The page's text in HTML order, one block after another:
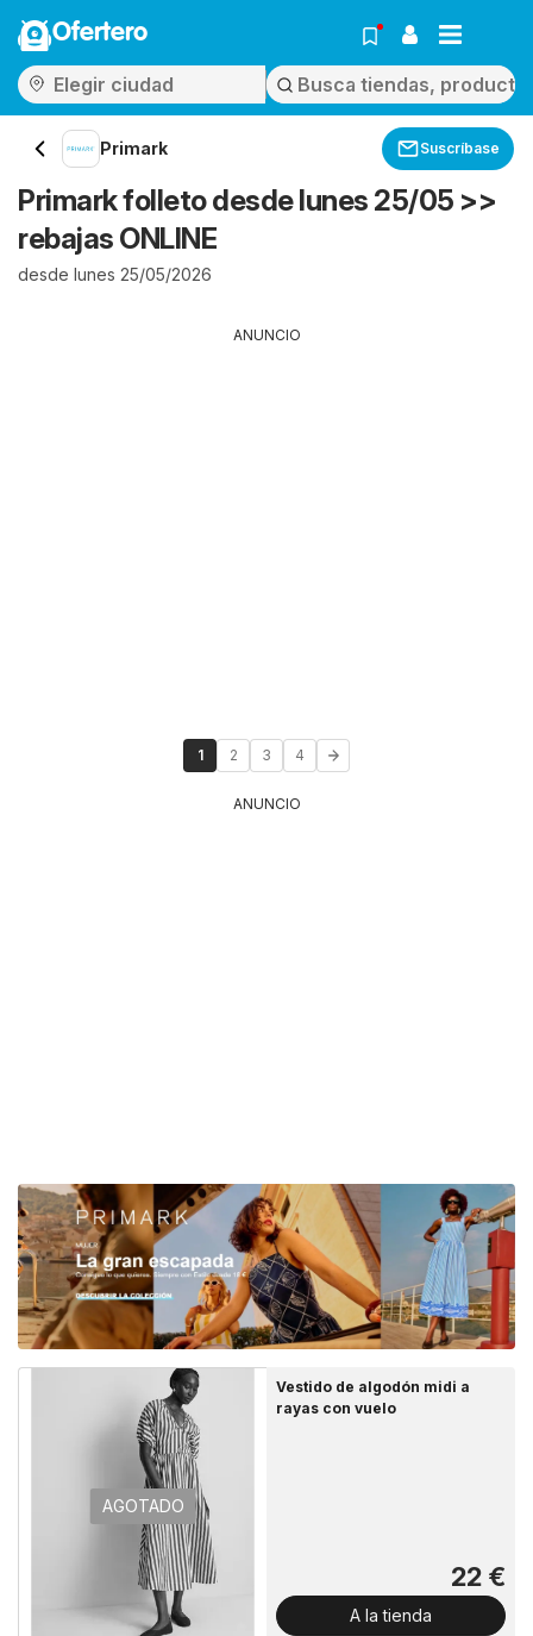
Ofertero
Primark Suscríbase
Primark folleto desde lunes 25/05 >>
rebajas ONLINE
desde lunes 25/05/2026
ANUNCIO
1 2 3 4
ANUNCIO
AGOTADO
Vestido de algodón midi a
rayas con vuelo
22 €
A la tienda